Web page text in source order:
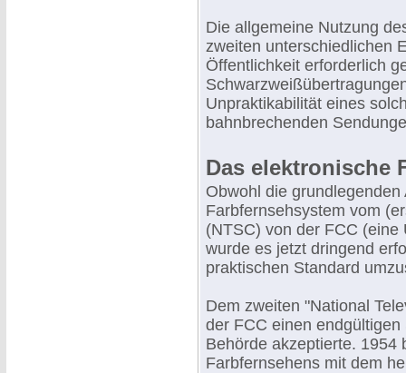
Die allgemeine Nutzung
zweiten unterschiedlichen
Öffentlichkeit erforderlich
Unpraktikabilität eines
bahnbrechenden
Das elektronische
Obwohl die
Farbfernsehsystem vom
(NTSC) von der FCC
wurde es jetzt dringend
praktischen Standard
Dem zweiten "National
der FCC einen
Behörde akzeptierte. 1954
Farbfernsehens mit dem